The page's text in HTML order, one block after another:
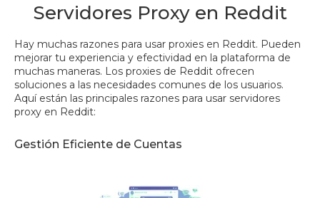
Servidores Proxy en Reddit
Hay muchas razones para usar proxies en Reddit. Pueden
mejorar tu experiencia y efectividad en la plataforma de
muchas maneras. Los proxies de Reddit ofrecen
soluciones a las necesidades comunes de los usuarios.
Aquí están las principales razones para usar servidores
proxy en Reddit:
Gestión Eficiente de Cuentas